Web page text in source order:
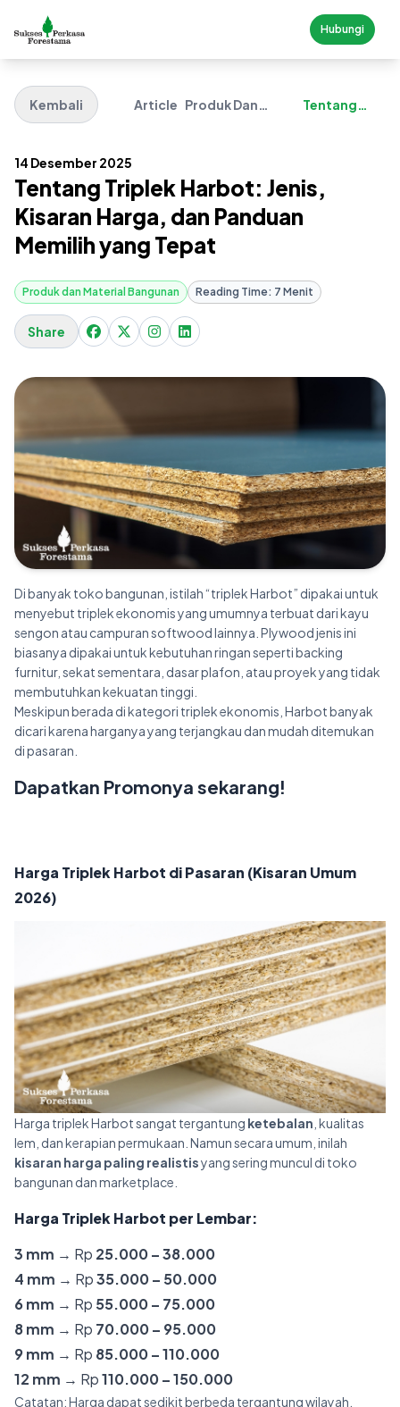
Hubungi
Kembali Article Produk Dan
Tentang
14 Desember 2025
Tentang Triplek Harbot: Jenis,
Kisaran Harga, dan Panduan
Memilih yang Tepat
Produk dan Material Bangunan Reading Time: 7 Menit
Share
Di banyak toko bangunan, istilah “triplek Harbot” dipakai untuk
menyebut triplek ekonomis yang umumnya terbuat dari kayu
sengon atau campuran softwood lainnya. Plywood jenis ini
biasanya dipakai untuk kebutuhan ringan seperti backing
furnitur, sekat sementara, dasar plafon, atau proyek yang tidak
membutuhkan kekuatan tinggi.
Meskipun berada di kategori triplek ekonomis, Harbot banyak
dicari karena harganya yang terjangkau dan mudah ditemukan
di pasaran.
Dapatkan Promonya sekarang!
Harga Triplek Harbot di Pasaran (Kisaran Umum
2026)
Harga triplek Harbot sangat tergantung ketebalan , kualitas
lem, dan kerapian permukaan. Namun secara umum, inilah
kisaran harga paling realistisyang sering muncul di toko
bangunan dan marketplace.
Harga Triplek Harbot per Lembar:
3 mm → Rp 25.000 – 38.000
4 mm → Rp35.000 – 50.000
6 mm → Rp 55.000 – 75.000
8 mm → Rp 70.000 – 95.000
9 mm → Rp 85.000 – 110.000
12 mm → Rp110.000 – 150.000
Catatan: Harga dapat sedikit berbeda tergantung wilayah,